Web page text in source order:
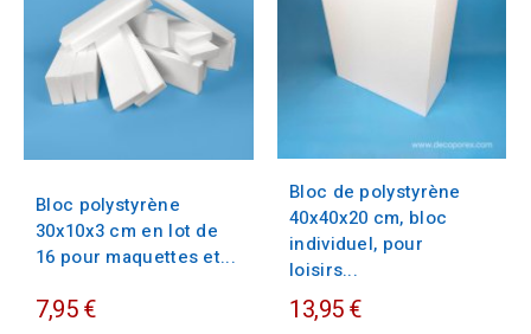
Bloc polystyrène
30x10x3 cm en lot de
16 pour maquettes et...
7,95 €
Bloc de polystyrène
40x40x20 cm, bloc
individuel, pour
loisirs...
13,95 €